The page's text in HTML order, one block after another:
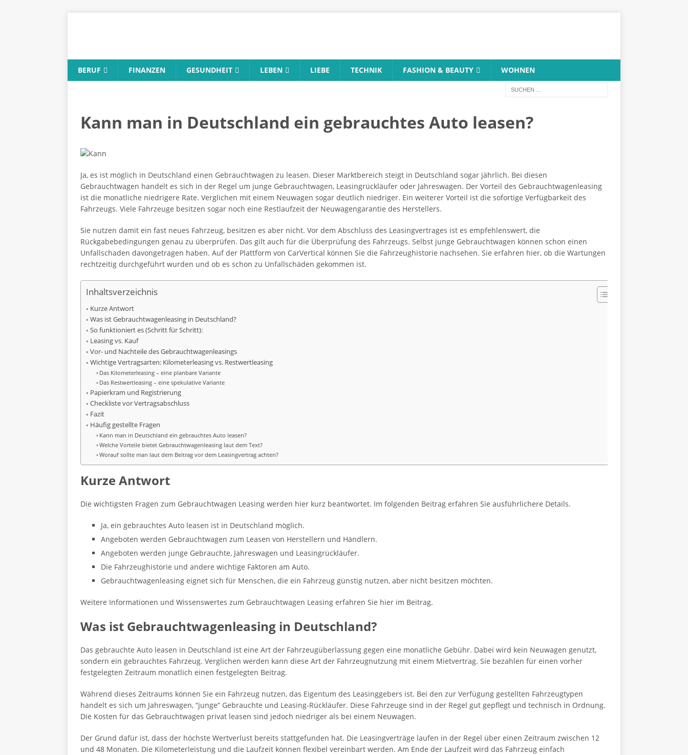
BERUF FINANZEN GESUNDHEIT LEBEN LIEBE TECHNIK FASHION & BEAUTY WOHNEN
Kann man in Deutschland ein gebrauchtes Auto leasen?
Ja, es ist möglich in Deutschland einen Gebrauchtwagen zu leasen. Dieser Marktbereich steigt in Deutschland sogar jährlich. Bei diesen
Gebrauchtwagen handelt es sich in der Regel um junge Gebrauchtwagen, Leasingrückläufer oder Jahreswagen. Der Vorteil des Gebrauchtwagenleasing
ist die monatliche niedrigere Rate. Verglichen mit einem Neuwagen sogar deutlich niedriger. Ein weiterer Vorteil ist die sofortige Verfügbarkeit des
Fahrzeugs. Viele Fahrzeuge besitzen sogar noch eine Restlaufzeit der Neuwagengarantie des Herstellers.
Sie nutzen damit ein fast neues Fahrzeug, besitzen es aber nicht. Vor dem Abschluss des Leasingvertrages ist es empfehlenswert, die
Rückgabebedingungen genau zu überprüfen. Das gilt auch für die Überprüfung des Fahrzeugs. Selbst junge Gebrauchtwagen können schon einen
Unfallschaden davongetragen haben. Auf der Plattform von CarVertical können Sie die Fahrzeughistorie nachsehen. Sie erfahren hier, ob die Wartungen
rechtzeitig durchgeführt wurden und ob es schon zu Unfallschäden gekommen ist.
Inhaltsverzeichnis
Kurze Antwort
Was ist Gebrauchtwagenleasing in Deutschland?
So funktioniert es (Schritt für Schritt):
Leasing vs. Kauf
Vor- und Nachteile des Gebrauchtwagenleasings
Wichtige Vertragsarten: Kilometerleasing vs. Restwertleasing
Das Kilometerleasing – eine planbare Variante
Das Restwertleasing – eine spekulative Variante
Papierkram und Registrierung
Checkliste vor Vertragsabschluss
Fazit
Häufig gestellte Fragen
Kann man in Deutschland ein gebrauchtes Auto leasen?
Welche Vorteile bietet Gebrauchtwagenleasing laut dem Text?
Worauf sollte man laut dem Beitrag vor dem Leasingvertrag achten?
Kurze Antwort
Die wichtigsten Fragen zum Gebrauchtwagen Leasing werden hier kurz beantwortet. Im folgenden Beitrag erfahren Sie ausführlichere Details.
Ja, ein gebrauchtes Auto leasen ist in Deutschland möglich.
Angeboten werden Gebrauchtwagen zum Leasen von Herstellern und Händlern.
Angeboten werden junge Gebrauchte, Jahreswagen und Leasingrückläufer.
Die Fahrzeughistorie und andere wichtige Faktoren am Auto.
Gebrauchtwagenleasing eignet sich für Menschen, die ein Fahrzeug günstig nutzen, aber nicht besitzen möchten.
Weitere Informationen und Wissenswertes zum Gebrauchtwagen Leasing erfahren Sie hier im Beitrag.
Was ist Gebrauchtwagenleasing in Deutschland?
Das gebrauchte Auto leasen in Deutschland ist eine Art der Fahrzeugüberlassung gegen eine monatliche Gebühr. Dabei wird kein Neuwagen genutzt,
sondern ein gebrauchtes Fahrzeug. Verglichen werden kann diese Art der Fahrzeugnutzung mit einem Mietvertrag. Sie bezahlen für einen vorher
festgelegten Zeitraum monatlich einen festgelegten Beitrag.
Während dieses Zeitraums können Sie ein Fahrzeug nutzen, das Eigentum des Leasinggebers ist. Bei den zur Verfügung gestellten Fahrzeugtypen
handelt es sich um Jahreswagen, “junge” Gebrauchte und Leasing-Rückläufer. Diese Fahrzeuge sind in der Regel gut gepflegt und technisch in Ordnung.
Die Kosten für das Gebrauchtwagen privat leasen sind jedoch niedriger als bei einem Neuwagen.
Der Grund dafür ist, dass der höchste Wertverlust bereits stattgefunden hat. Die Leasingverträge laufen in der Regel über einen Zeitraum zwischen 12
und 48 Monaten. Die Kilometerleistung und die Laufzeit können flexibel vereinbart werden. Am Ende der Laufzeit wird das Fahrzeug einfach